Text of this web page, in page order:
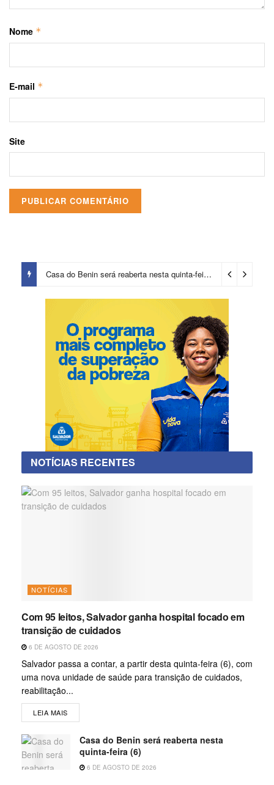
Nome *
E-mail *
Site
Casa do Benin será reaberta nesta quinta-feira (6) 3 dias ago
NOTÍCIAS RECENTES
NOTÍCIAS
Com 95 leitos, Salvador ganha hospital focado em
transição de cuidados
6 DE AGOSTO DE 2026
Salvador passa a contar, a partir desta quinta-feira (6), com
uma nova unidade de saúde para transição de cuidados,
reabilitação...
LEIA MAIS
Casa do Benin será reaberta nesta
quinta-feira (6)
6 DE AGOSTO DE 2026